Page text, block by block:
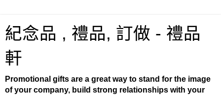
紀念品 , 禮品, 訂做 - 禮品
軒
Promotional gifts are a great way to stand for the image
of your company, build strong relationships with your